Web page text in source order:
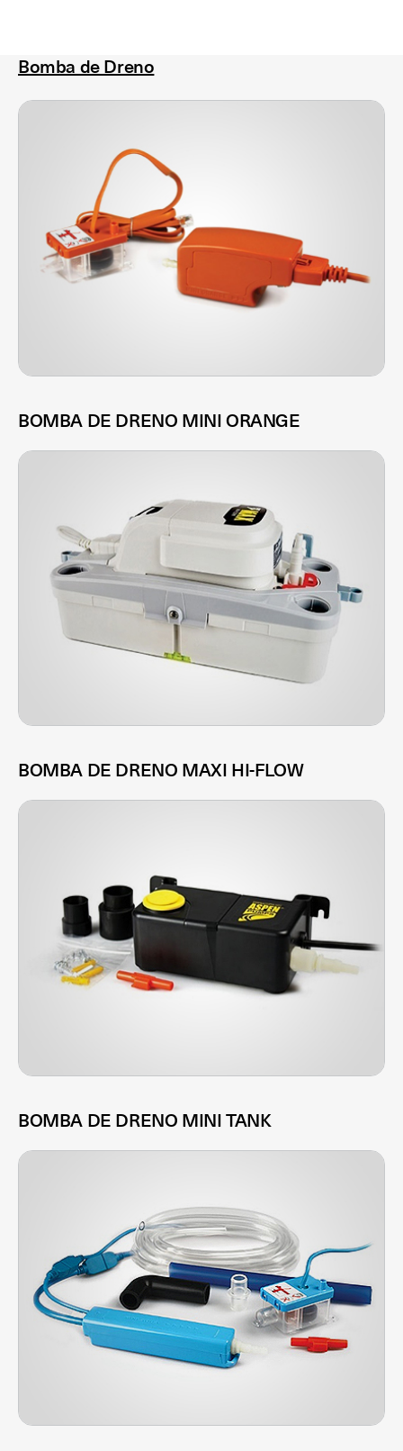
Bomba de Dreno
BOMBA DE DRENO MINI ORANGE
BOMBA DE DRENO MAXI HI-FLOW
BOMBA DE DRENO MINI TANK